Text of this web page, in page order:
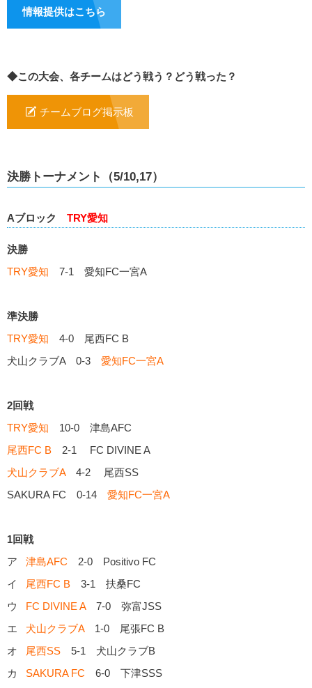
情報提供はこちら
◆この大会、各チームはどう戦う？どう戦った？
チームブログ掲示板
決勝トーナメント（5/10,17）
Aブロック TRY愛知
決勝
TRY愛知 7-1 愛知FC一宮A
準決勝
TRY愛知 4-0 尾西FC B
犬山クラブA 0-3 愛知FC一宮A
2回戦
TRY愛知 10-0 津島AFC
尾西FC B 2-1 FC DIVINE A
犬山クラブA4-2 尾西SS
SAKURA FC 0-14 愛知FC一宮A
1回戦
ア 津島AFC 2-0 Positivo FC
イ
尾西FC B 3-1 扶桑FC
ウ FC DIVINE A7-0 弥富JSS
エ 犬山クラブA1-0 尾張FC B
オ
尾西SS 5-1 犬山クラブB
カ
SAKURA FC 6-0 下津SSS